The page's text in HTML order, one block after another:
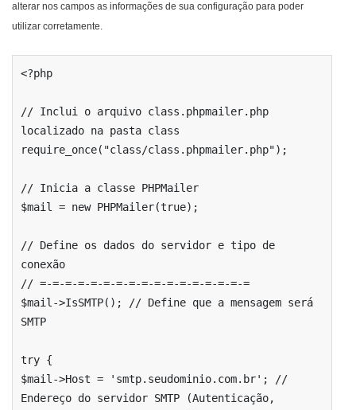
alterar nos campos as informações de sua configuração para poder
utilizar corretamente.
<?php
// Inclui o arquivo class.phpmailer.php
localizado na pasta class
require_once("class/class.phpmailer.php");
// Inicia a classe PHPMailer
$mail = new PHPMailer(true);
// Define os dados do servidor e tipo de
conexão
// =-=-=-=-=-=-=-=-=-=-=-=-=-=-=-=-=
$mail->IsSMTP(); // Define que a mensagem será
SMTP
try {
$mail->Host = 'smtp.seudominio.com.br'; //
Endereço do servidor SMTP (Autenticação,